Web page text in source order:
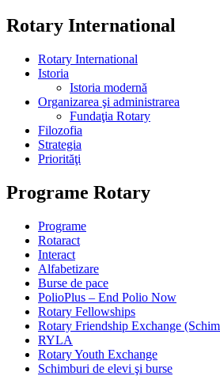
Rotary International
Rotary International
Istoria
Istoria modernă
Organizarea şi administrarea
Fundaţia Rotary
Filozofia
Strategia
Priorităţi
Programe Rotary
Programe
Rotaract
Interact
Alfabetizare
Burse de pace
PolioPlus – End Polio Now
Rotary Fellowships
Rotary Friendship Exchange
RYLA
Rotary Youth Exchange
Schimburi de elevi şi burse